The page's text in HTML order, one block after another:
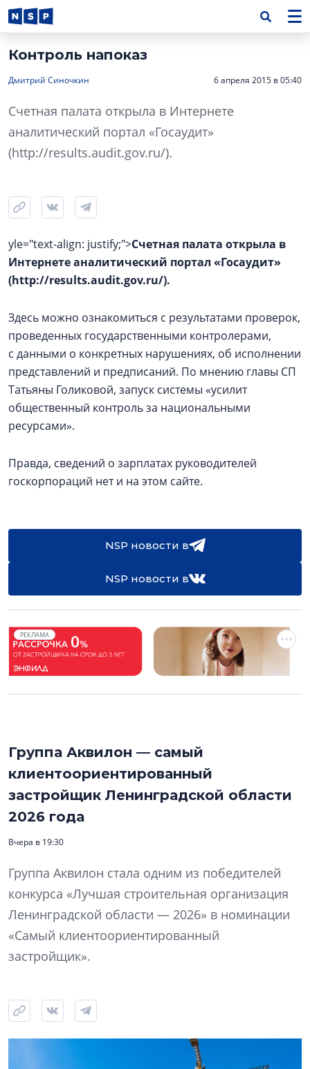
Контроль напоказ
Дмитрий Синочкин 6 апреля 2015 в 05:40
Счетная палата открыла в Интернете
аналитический портал «Госаудит»
(http://results.audit.gov.ru/).
yle="text-align: justify;">Счетная палата открыла в
Интернете аналитический портал «Госаудит»
(http://results.audit.gov.ru/).
Здесь можно ознакомиться с результатами проверок,
проведенных государственными контролерами,
с данными о конкретных нарушениях, об исполнении
представлений и предписаний. По мнению главы СП
Татьяны Голиковой, запуск системы «усилит
общественный контроль за национальными
ресурсами».
Правда, сведений о зарплатах руководителей
госкорпораций нет и на этом сайте.
NSP новости в
NSP новости в
РЕКЛАМА
Группа Аквилон — самый
клиентоориентированный
застройщик Ленинградской области
2026 года
Вчера в 19:30
Группа Аквилон стала одним из победителей
конкурса «Лучшая строительная организация
Ленинградской области — 2026» в номинации
«Самый клиентоориентированный
застройщик».